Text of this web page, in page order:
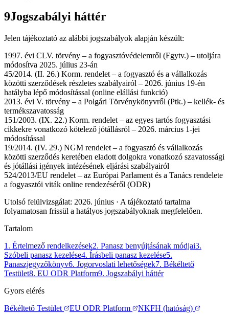
9Jogszabályi háttér
Jelen tájékoztató az alábbi jogszabályok alapján készült:
1997. évi CLV. törvény – a fogyasztóvédelemről (Fgytv.) – utoljára
módosítva 2025. július 23-án
45/2014. (II. 26.) Korm. rendelet – a fogyasztó és a vállalkozás
közötti szerződések részletes szabályairól – 2026. június 19-én
hatályba lépő módosítással (online elállási funkció)
2013. évi V. törvény – a Polgári Törvénykönyvről (Ptk.) – kellék- és
termékszavatosság
151/2003. (IX. 22.) Korm. rendelet – az egyes tartós fogyasztási
cikkekre vonatkozó kötelező jótállásról – 2026. március 1-jei
módosítással
19/2014. (IV. 29.) NGM rendelet – a fogyasztó és vállalkozás
közötti szerződés keretében eladott dolgokra vonatkozó szavatossági
és jótállási igények intézésének eljárási szabályairól
524/2013/EU rendelet – az Európai Parlament és a Tanács rendelete
a fogyasztói viták online rendezéséről (ODR)
Utolsó felülvizsgálat: 2026. június · A tájékoztató tartalma
folyamatosan frissül a hatályos jogszabályoknak megfelelően.
Tartalom
1. Értelmező rendelkezések2. Panasz benyújtásának módjai3.
Szóbeli panasz kezelése4. Írásbeli panasz kezelése5.
Panaszjegyzőkönyv6. Jogorvoslati lehetőségek7. Békéltető
Testület8. EU ODR Platform9. Jogszabályi háttér
Gyors elérés
Békéltető Testület
EU ODR Platform NKFH (hatóság)